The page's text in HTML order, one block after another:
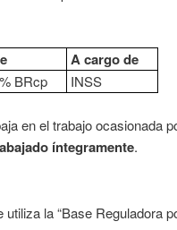
A cargo de
BRcp
INSS
en el trabajo ocasionada
íntegramente.
la “Base Reguladora